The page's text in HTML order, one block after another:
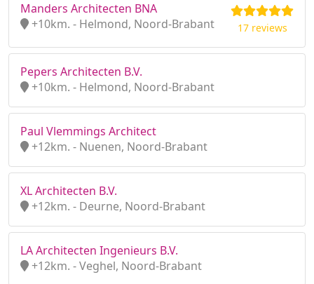
Manders Architecten BNA
+10km. - Helmond, Noord-Brabant
17 reviews
Pepers Architecten B.V.
+10km. - Helmond, Noord-Brabant
Paul Vlemmings Architect
+12km. - Nuenen, Noord-Brabant
XL Architecten B.V.
+12km. - Deurne, Noord-Brabant
LA Architecten Ingenieurs B.V.
+12km. - Veghel, Noord-Brabant